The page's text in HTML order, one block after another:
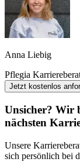
Anna Liebig
Pflegia
Jetzt kostenlos
Unsicher? Wir
nächsten
Unsere
sich persönlich bei